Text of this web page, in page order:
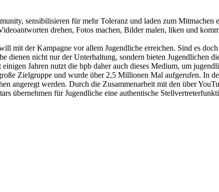
sensibilisieren für mehr Toleranz und laden zum Mitmachen
drehen, Fotos machen, Bilder malen, liken und
mit der Kampagne vor allem Jugendliche erreichen. Sind es
dienen nicht nur der Unterhaltung, sondern bieten Jugendlichen
Jahren nutzt die bpb daher auch dieses Medium, um
Zielgruppe und wurde über 2,5 Millionen Mal aufgerufen. In
angeregt werden. Durch die Zusammenarbeit mit den über
übernehmen für Jugendliche eine authentische